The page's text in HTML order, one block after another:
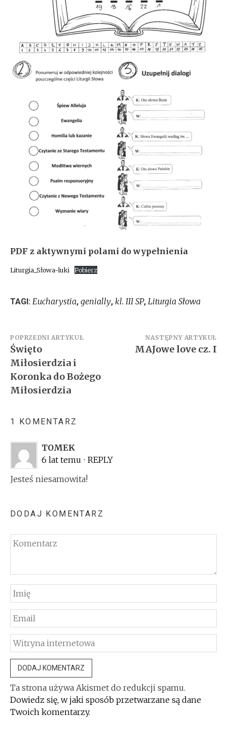
PDF z aktywnymi polami do wypełnienia
Liturgia_Słowa-luki Pobierz
TAGI: Eucharystia, genially, kl. III SP, Liturgia Słowa
Nawigacja
wpisu
POPRZEDNI ARTYKUŁ
Święto
Miłosierdzia i
Koronka do Bożego
Miłosierdzia
NASTĘPNY ARTYKUŁ
MAJowe love cz. I
1 KOMENTARZ
TOMEK
6 lat temu ⋅ REPLY
Jesteś niesamowita!
DODAJ KOMENTARZ
Ta strona używa Akismet do redukcji spamu.
Dowiedz się, w jaki sposób przetwarzane są dane
Twoich komentarzy.